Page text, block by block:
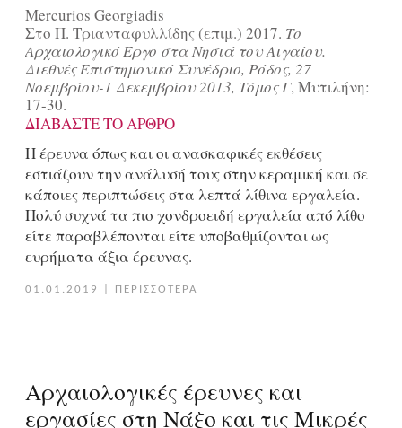
Mercurios Georgiadis
Στο Π. Τριανταφυλλίδης (επιμ.) 2017. Το
Αρχαιολογικό Έργο στα Νησιά του Αιγαίου.
Διεθνές Επιστημονικό Συνέδριο, Ρόδος, 27
Νοεμβρίου-1 Δεκεμβρίου 2013, Τόμος Γ, Μυτιλήνη:
17-30.
ΔΙΑΒΑΣΤΕ ΤΟ ΑΡΘΡΟ
Η έρευνα όπως και οι ανασκαφικές εκθέσεις
εστιάζουν την ανάλυσή τους στην κεραμική και σε
κάποιες περιπτώσεις στα λεπτά λίθινα εργαλεία.
Πολύ συχνά τα πιο χονδροειδή εργαλεία από λίθο
είτε παραβλέπονται είτε υποβαθμίζονται ως
ευρήματα άξια έρευνας.
01.01.2019 ΠΕΡΙΣΣΟΤΕΡΑ
Αρχαιολογικές έρευνες και
εργασίες στη Νάξο και τις Μικρές